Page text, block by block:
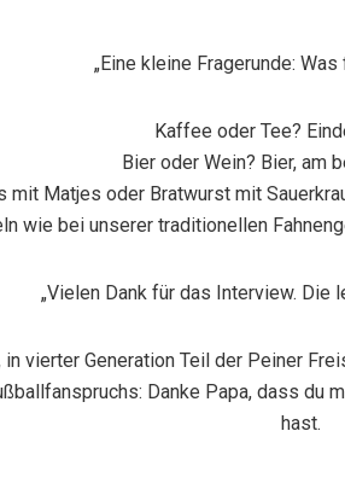
„Eine kleine Fragerunde:
Kaffee oder Tee?
Bier oder Wein? Bier, am
mit Matjes oder Bratwurst mit
wie bei unserer traditionellen
„Vielen Dank für das Interview. Die
in vierter Generation Teil der Peiner
Danke Papa, dass du
hast.